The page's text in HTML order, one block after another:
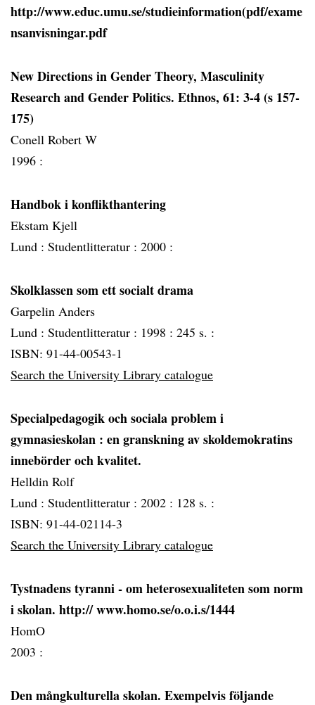
http://www.educ.umu.se/studieinformation(pdf/exame
nsanvisningar.pdf
New Directions in Gender Theory, Masculinity
Research and Gender Politics. Ethnos, 61: 3-4 (s 157-
175)
Conell Robert W
1996 :
Handbok i konflikthantering
Ekstam Kjell
Lund : Studentlitteratur : 2000 :
Skolklassen som ett socialt drama
Garpelin Anders
Lund : Studentlitteratur : 1998 : 245 s. :
ISBN: 91-44-00543-1
Search the University Library catalogue
Specialpedagogik och sociala problem i
gymnasieskolan : en granskning av skoldemokratins
innebörder och kvalitet.
Helldin Rolf
Lund : Studentlitteratur : 2002 : 128 s. :
ISBN: 91-44-02114-3
Search the University Library catalogue
Tystnadens tyranni - om heterosexualiteten som norm
i skolan. http:// www.homo.se/o.o.i.s/1444
HomO
2003 :
Den mångkulturella skolan. Exempelvis följande